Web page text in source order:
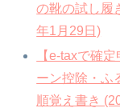
の靴の試し履
年1月29日)
【e-taxで確
ーン控除・ふ
順覚え書き